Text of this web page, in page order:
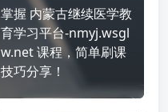
掌握 内蒙古继续医学教
育学习平台-nmyj.wsgl
w.net 课程，简单刷课
技巧分享！